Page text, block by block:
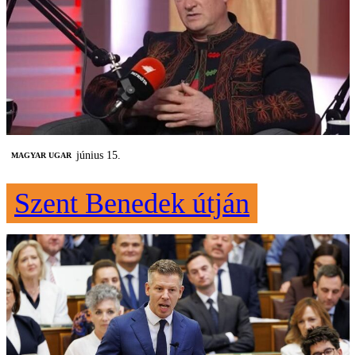
MAGYAR UGAR június 15.
Szent Benedek útján